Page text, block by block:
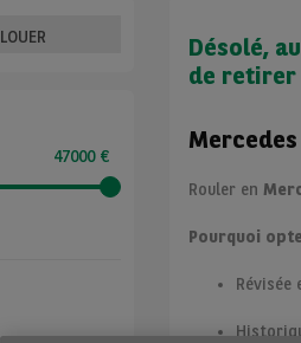
LOUER
47000 €
Désolé,
de retirer
Rouler en
Pourquoi